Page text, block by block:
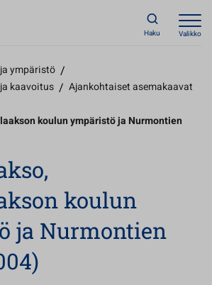
Haku Valikko
ympäristö /
kaavoitus / Ajankohtaiset asemakaavat
koulun ympäristö ja Nurmontien
koulun
ja Nurmontien